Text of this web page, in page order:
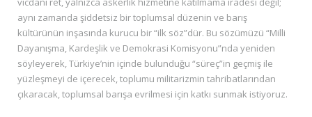
aynı zamanda şiddetsiz bir toplumsal düzenin ve barış
kültürünün inşasında kurucu bir “ilk söz”dür. Bu sözümüzü “Milli
Dayanışma, Kardeşlik ve Demokrasi Komisyonu”nda yeniden
söyleyerek, Türkiye’nin içinde bulunduğu “süreç”in geçmiş ile
yüzleşmeyi de içerecek, toplumu militarizmin tahribatlarından
çıkaracak, toplumsal barışa evrilmesi için katkı sunmak istiyoruz.